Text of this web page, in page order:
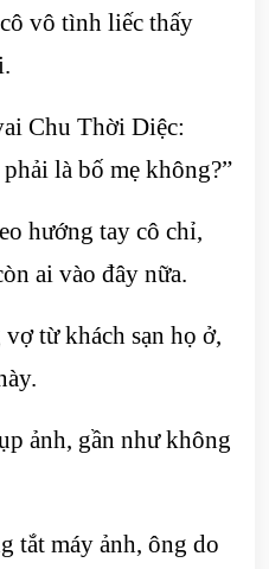
vô tình liếc thấy
Chu Thời Diệc:
là bố mẹ không?”
hướng tay cô chỉ,
ai vào đây nữa.
từ khách sạn họ ở,
ảnh, gần như không
tắt máy ảnh, ông do